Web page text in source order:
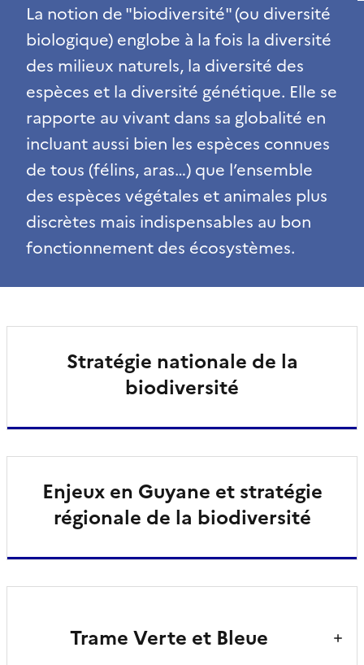
La notion de "biodiversité" (ou diversité
biologique) englobe à la fois la diversité
des milieux naturels, la diversité des
espèces et la diversité génétique. Elle se
rapporte au vivant dans sa globalité en
incluant aussi bien les espèces connues
de tous (félins, aras…) que l’ensemble
des espèces végétales et animales plus
discrètes mais indispensables au bon
fonctionnement des écosystèmes.
Stratégie nationale de la
biodiversité
Enjeux en Guyane et stratégie
régionale de la biodiversité
Trame Verte et Bleue